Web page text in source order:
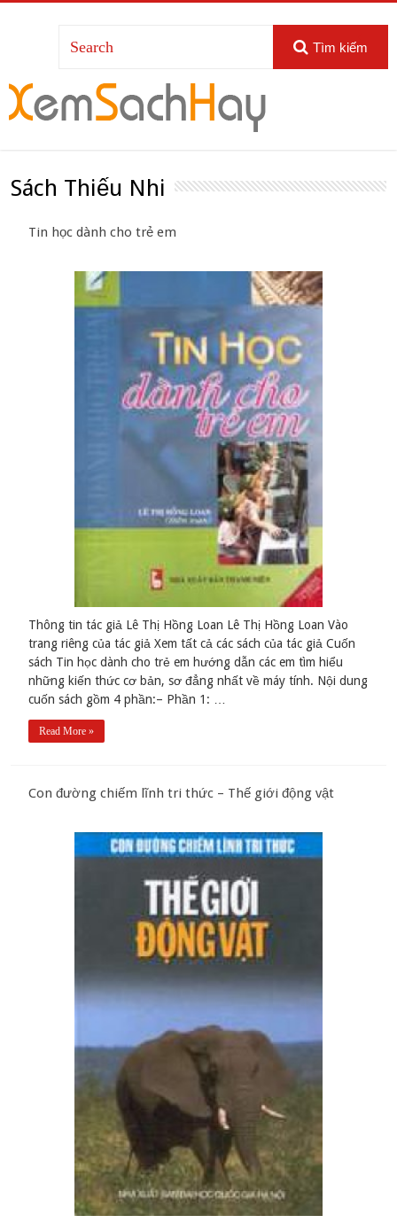
Tìm kiếm
Sách Thiếu Nhi
Tin học dành cho trẻ em
Thông tin tác giả Lê Thị Hồng Loan Lê Thị Hồng Loan Vào
trang riêng của tác giả Xem tất cả các sách của tác giả Cuốn
sách Tin học dành cho trẻ em hướng dẫn các em tìm hiểu
những kiến thức cơ bản, sơ đẳng nhất về máy tính. Nội dung
cuốn sách gồm 4 phần:– Phần 1: …
Read More »
Con đường chiếm lĩnh tri thức – Thế giới động vật